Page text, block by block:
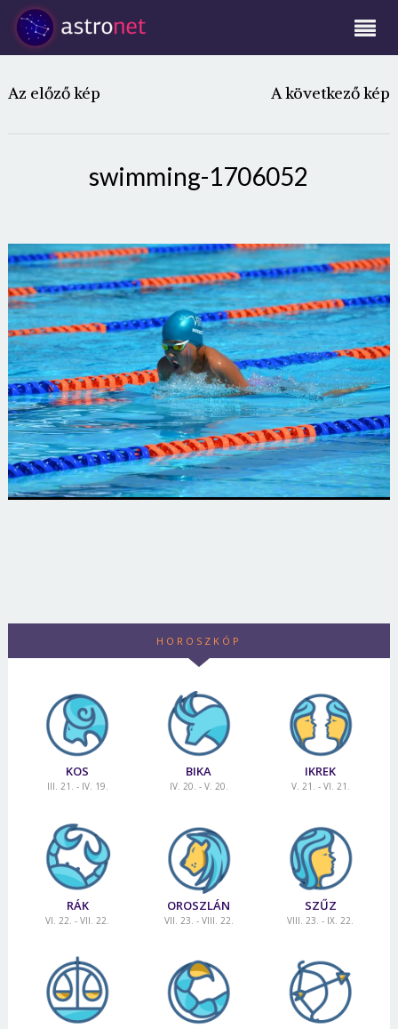
Az előző kép A következő kép
swimming-1706052
HOROSZKÓP
KOS
III. 21. - IV. 19.
BIKA
IV. 20. - V. 20.
IKREK
V. 21. - VI. 21.
RÁK
VI. 22. - VII. 22.
OROSZLÁN
VII. 23. - VIII. 22.
SZŰZ
VIII. 23. - IX. 22.